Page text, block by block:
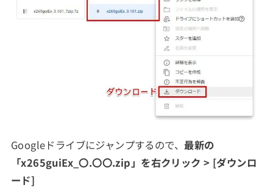
Googleドライブにジャンプするので、 最新の
「x265guiEx_〇.〇〇.zip 」を右クリック > [ダウンロ
ード]